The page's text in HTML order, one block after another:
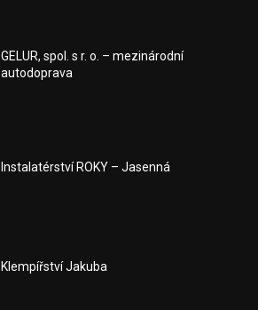
GELUR, spol. s r. o. – mezinárodní
autodoprava
Instalatérství ROKY – Jasenná
Klempířství Jakuba